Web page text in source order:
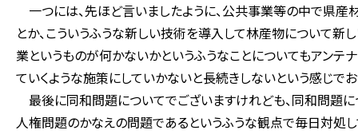
一つには、先ほど言いましたように、公共事業等の中で県産
とか、こういうふうな新しい技術を導入して林産物について新
業というものが何かないかというふうなことについてもアンテ
ていくような施策にしていかないと長続きしないという感じで
最後に同和問題についてでございますけれども、同和問題
人権問題のかなえの問題であるというふうな観点で毎日対処し